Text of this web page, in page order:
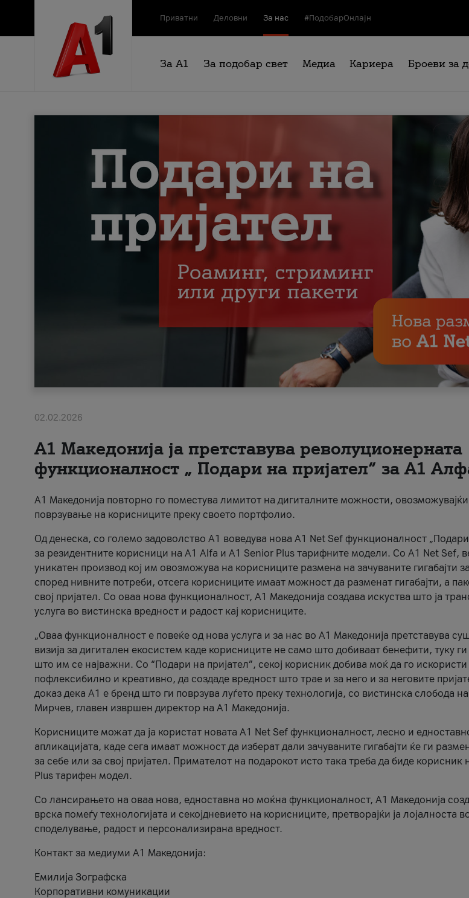
Приватни Деловни За нас #ПодобарОнлајн
За А1 За подобар свет Медиа Кариера Броеви за
02.02.2026
А1 Македонија ја претставува револуционерната
функционалност „ Подари на пријател“ за А1
А1 Македонија повторно го поместува лимитот на дигиталните можности,
поврзување на корисниците преку своето портфолио.
Од денеска, со големо задоволство А1 воведува нова A1 Net Sef функционалност „Подари
за резидентните корисници на А1 Alfa и A1 Senior Plus тарифните модели. Со A1 Net Sef,
уникатен производ кој им овозможува на корисниците размена на зачуваните гигабајти
според нивните потреби, отсега корисниците имаат можност да разменат гигабајти, а
свој пријател. Со оваа нова функционалност, А1 Македонија создава искуства што ја
услуга во вистинска вредност и радост кај корисниците.
„Оваа функционалност е повеќе од нова услуга и за нас во А1 Македонија претставува
визија за дигитален екосистем каде корисниците не само што добиваат бенефити, туку
што им се најважни. Со “Подари на пријател”, секој корисник добива моќ да го искористи
пофлексибилно и креативно, да создаде вредност што трае и за него и за неговите
доказ дека А1 е бренд што ги поврзува луѓето преку технологија, со вистинска слобода
Мирчев, главен извршен директор на А1 Македонија.
Корисниците можат да ја користат новата А1 Net Sef функционалност, лесно и
апликацијата, каде сега имаат можност да изберат дали зачуваните гигабајти ќе ги
за себе или за свој пријател. Примателот на подарокот исто така треба да биде
Plus тарифен модел.
Со лансирањето на оваа нова, едноставна но моќна функционалност, А1 Македонија
врска помеѓу технологијата и секојдневието на корисниците, претворајќи ја лојалноста
споделување, радост и персонализирана вредност.
Контакт за медиуми А1 Македонија:
Емилија Зографска
Корпоративни комуникации